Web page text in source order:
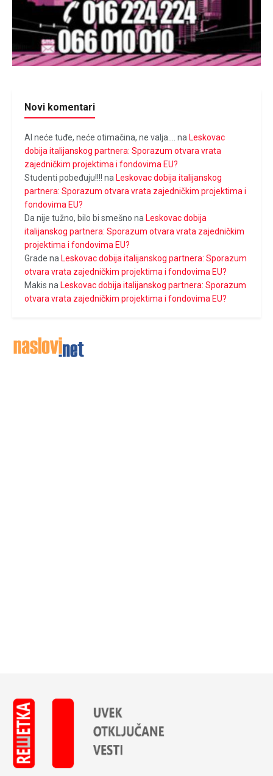
Novi komentari
Al neće tuđe, neće otimačina, ne valja.... na Leskovac
dobija italijanskog partnera: Sporazum otvara vrata
zajedničkim projektima i fondovima EU?
Studenti pobeđuju!!!! na Leskovac dobija italijanskog
partnera: Sporazum otvara vrata zajedničkim projektima i
fondovima EU?
Da nije tužno, bilo bi smešno na Leskovac dobija
italijanskog partnera: Sporazum otvara vrata zajedničkim
projektima i fondovima EU?
Grade na Leskovac dobija italijanskog partnera: Sporazum
otvara vrata zajedničkim projektima i fondovima EU?
Makis na Leskovac dobija italijanskog partnera: Sporazum
otvara vrata zajedničkim projektima i fondovima EU?